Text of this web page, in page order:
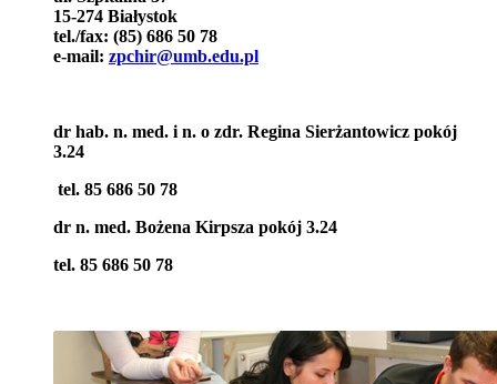
15-274 Białystok
tel./fax: (85) 686 50 78
e-mail: zpchir@umb.edu.pl
dr hab. n. med. i n. o zdr. Regina Sierżantowicz pokój
3.24
tel. 85 686 50 78
dr n. med. Bożena Kirpsza pokój 3.24
tel. 85 686 50 78